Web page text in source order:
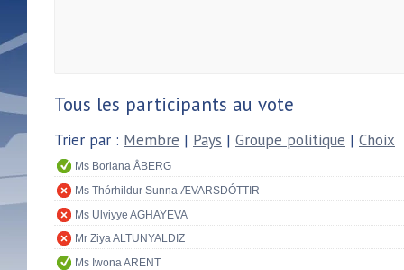
Tous les participants au vote
Trier par : Membre | Pays | Groupe politique | Choix
Ms Boriana ÅBERG
Ms Thórhildur Sunna ÆVARSDÓTTIR
Ms Ulviyye AGHAYEVA
Mr Ziya ALTUNYALDIZ
Ms Iwona ARENT